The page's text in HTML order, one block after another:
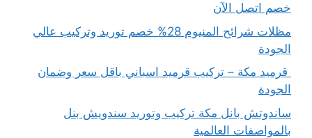
خصم اتصل الآن
مظلات شرائح المنيوم 28% خصم توريد وتركيب عالي
الجودة
قرميد مكة – تركيب قرميد اسباني باقل سعر وضمان
الجودة
ساندوتش بانل مكة تركيب وتوريد سندويش بنل
بالمواصفات العالمية